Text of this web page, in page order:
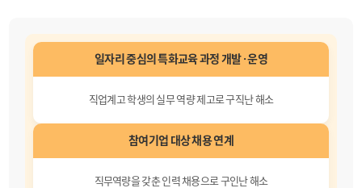
일자리 중심의 특화교육 과정개발 · 운영
직업계고 학생의 실무 역량 제고로구직난 해소
참여기업 대상채용 연계
직무역량을 갖춘 인력 채용으로 구인난 해소